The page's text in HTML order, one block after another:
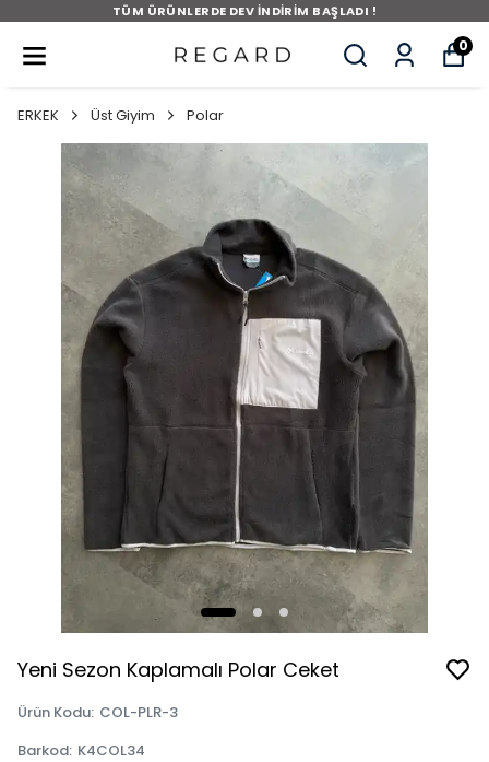
TÜM ÜRÜNLERDE DEV İNDİRİM BAŞLADI !
0
ERKEK Üst Giyim Polar
Yeni Sezon Kaplamalı Polar Ceket
Ürün Kodu: COL-PLR-3
Barkod: K4COL34